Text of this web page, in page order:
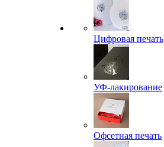
Цифровая печать
УФ-лакирование
Офсетная печать